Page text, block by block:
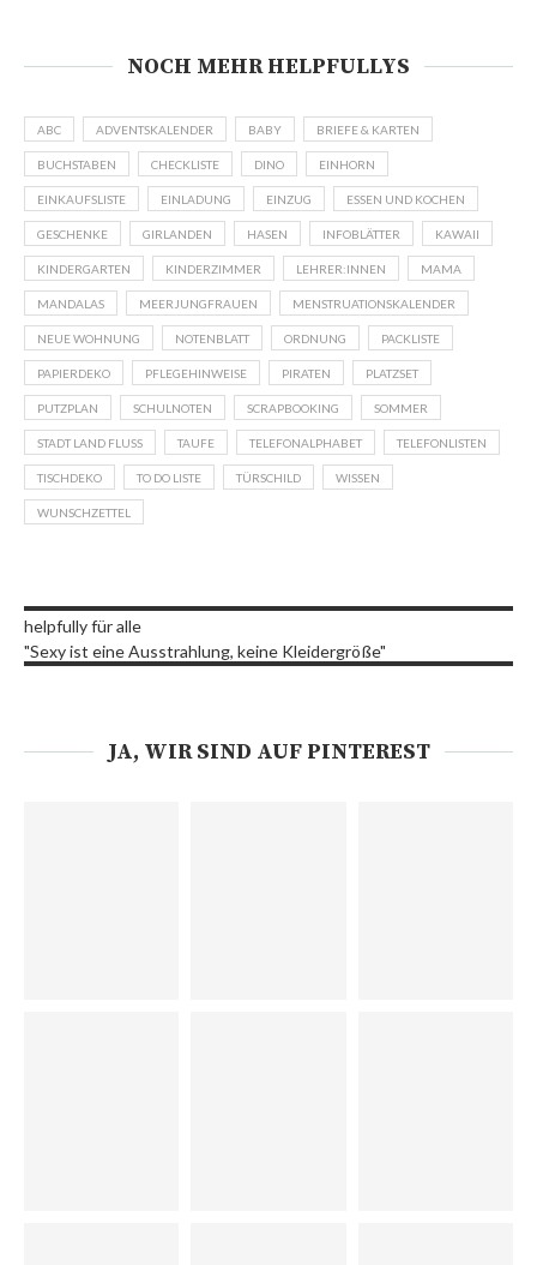
NOCH MEHR HELPFULLYS
ABC ADVENTSKALENDER BABY BRIEFE & KARTEN
BUCHSTABEN CHECKLISTE DINO EINHORN
EINKAUFSLISTE EINLADUNG EINZUG ESSEN UND KOCHEN
GESCHENKE GIRLANDEN HASEN INFOBLÄTTER KAWAII
KINDERGARTEN KINDERZIMMER LEHRER:INNEN MAMA
MANDALAS MEERJUNGFRAUEN MENSTRUATIONSKALENDER
NEUE WOHNUNG NOTENBLATT ORDNUNG PACKLISTE
PAPIERDEKO PFLEGEHINWEISE PIRATEN PLATZSET
PUTZPLAN SCHULNOTEN SCRAPBOOKING SOMMER
STADT LAND FLUSS TAUFE TELEFONALPHABET TELEFONLISTEN
TISCHDEKO TO DO LISTE TÜRSCHILD WISSEN
WUNSCHZETTEL
helpfully für alle
"Sexy ist eine Ausstrahlung, keine Kleidergröße"
JA, WIR SIND AUF PINTEREST